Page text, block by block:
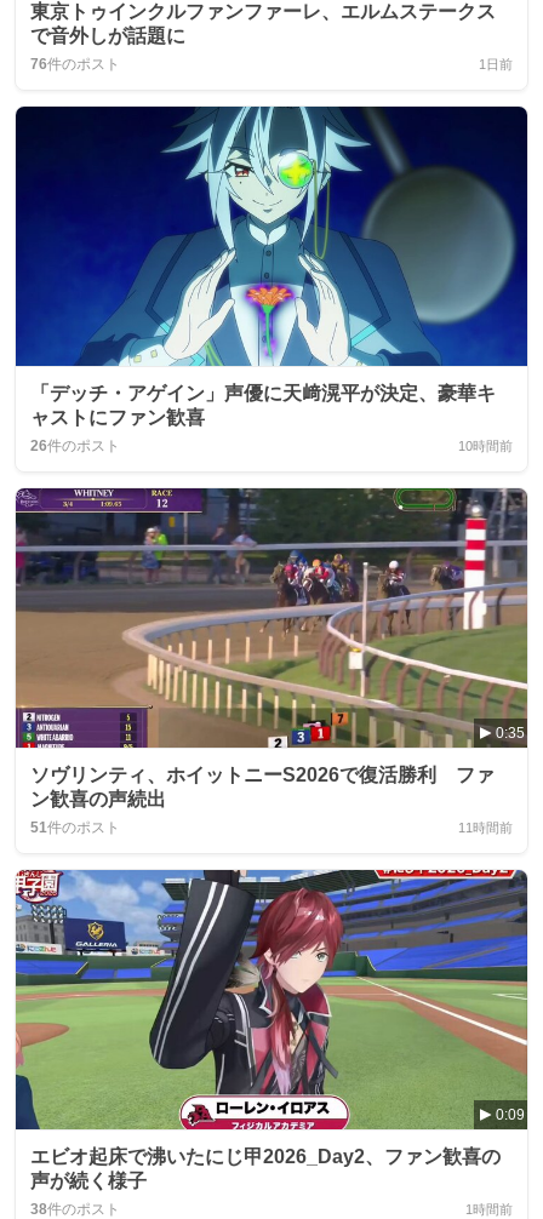
東京トゥインクルファンファーレ、エルムステークス
で音外しが話題に
76件のポスト 1日前
「デッチ・アゲイン」声優に天﨑滉平が決定、豪華キ
ャストにファン歓喜
26件のポスト 10時間前
0:35
ソヴリンティ、ホイットニーS2026で復活勝利 ファ
ン歓喜の声続出
51件のポスト 11時間前
0:09
エビオ起床で沸いたにじ甲2026_Day2、ファン歓喜の
声が続く様子
38件のポスト 1時間前